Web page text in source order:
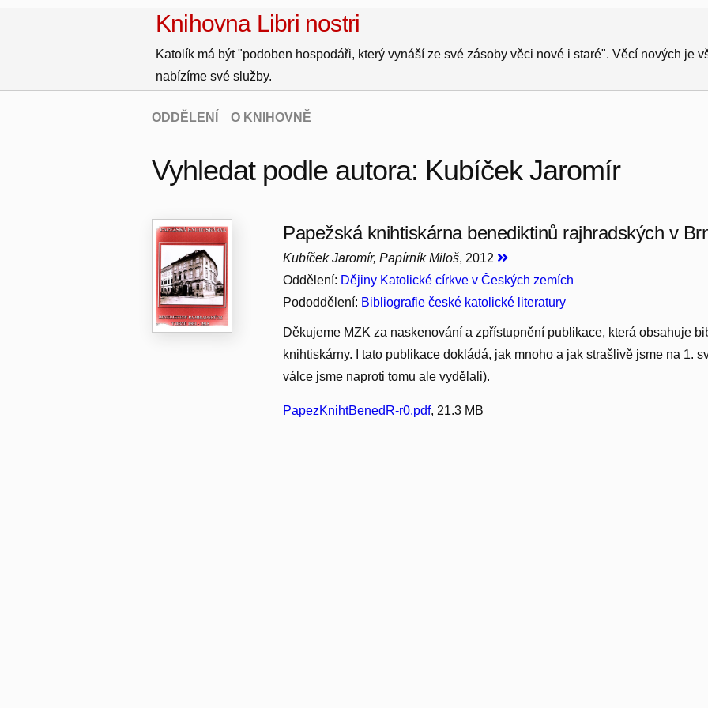
Knihovna Libri nostri
Katolík má být "podoben hospodáři, který vynáší ze své zásoby věci nové i staré". Věcí nových je
nabízíme své služby.
ODDĚLENÍ O KNIHOVNĚ
Vyhledat podle autora: Kubíček Jaromír
Papežská knihtiskárna benediktinů rajhradských v
Kubíček Jaromír, Papírník Miloš, 2012
Oddělení: Dějiny Katolické církve v Českých zemích
Pododdělení: Bibliografie české katolické literatury
Děkujeme MZK za naskenování a zpřístupnění publikace, která obsahuje
knihtiskárny. I tato publikace dokládá, jak mnoho a jak strašlivě jsme na 1.
válce jsme naproti tomu ale vydělali).
PapezKnihtBenedR-r0.pdf, 21.3 MB